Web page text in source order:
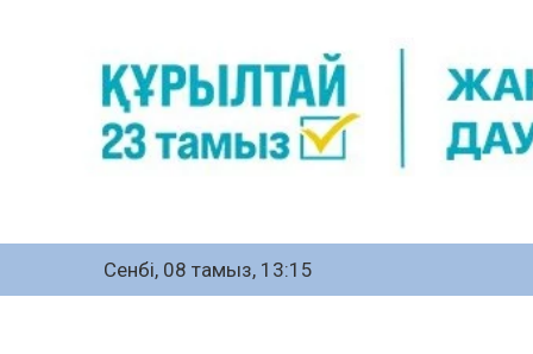
Сенбі, 08 тамыз, 13:15